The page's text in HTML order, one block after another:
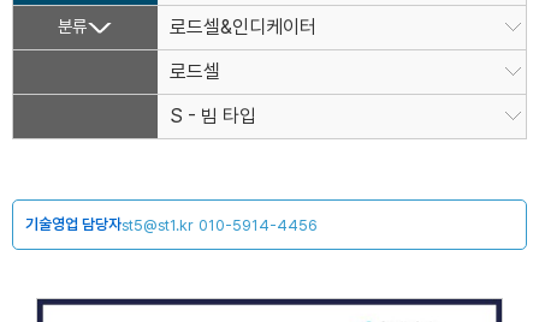
분류
로드셀&인디케이터
로드셀
S - 빔 타입
기술영업 담당자st5@st1.kr 010-5914-4456